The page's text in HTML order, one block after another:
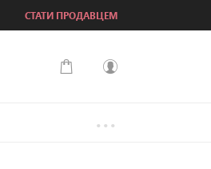
СТАТИ ПРОДАВЦЕМ
...